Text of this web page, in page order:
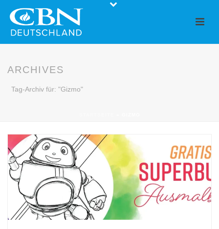
ARCHIVES
Tag-Archiv für: "Gizmo"